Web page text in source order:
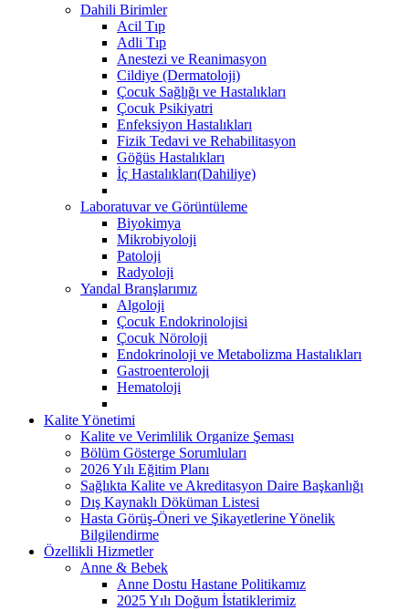
Dahili Birimler
Acil Tıp
Adli Tıp
Anestezi ve Reanimasyon
Cildiye (Dermatoloji)
Çocuk Sağlığı ve Hastalıkları
Çocuk Psikiyatri
Enfeksiyon Hastalıkları
Fizik Tedavi ve Rehabilitasyon
Göğüs Hastalıkları
İç Hastalıkları(Dahiliye)
Laboratuvar ve Görüntüleme
Biyokimya
Mikrobiyoloji
Patoloji
Radyoloji
Yandal Branşlarımız
Algoloji
Çocuk Endokrinolojisi
Çocuk Nöroloji
Endokrinoloji ve Metabolizma Hastalıkları
Gastroenteroloji
Hematoloji
Kalite Yönetimi
Kalite ve Verimlilik Organize Şeması
Bölüm Gösterge Sorumluları
2026 Yılı Eğitim Planı
Sağlıkta Kalite ve Akreditasyon Daire Başkanlığı
Dış Kaynaklı Döküman Listesi
Hasta Görüş-Öneri ve Şikayetlerine Yönelik
Bilgilendirme
Özellikli Hizmetler
Anne & Bebek
Anne Dostu Hastane Politikamız
2025 Yılı Doğum İstatiklerimiz